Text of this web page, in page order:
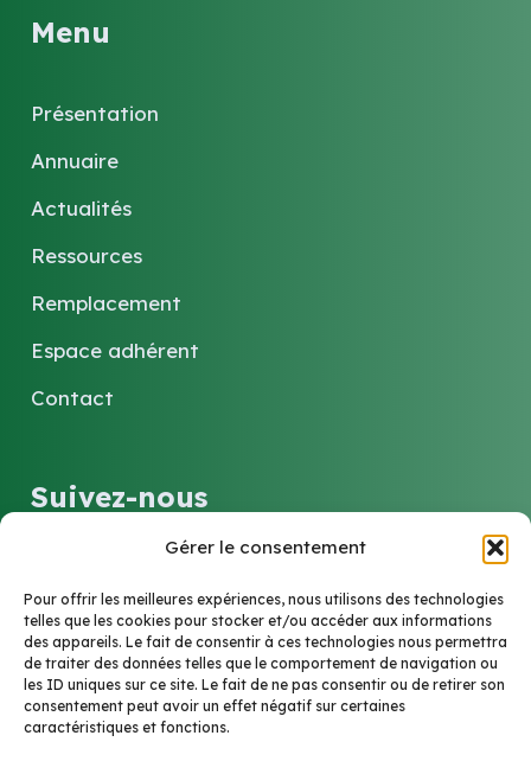
Gérer le consentement
Pour offrir les meilleures expériences, nous utilisons des technologies
telles que les cookies pour stocker et/ou accéder aux informations
des appareils. Le fait de consentir à ces technologies nous permettra
de traiter des données telles que le comportement de navigation ou
les ID uniques sur ce site. Le fait de ne pas consentir ou de retirer son
consentement peut avoir un effet négatif sur certaines
caractéristiques et fonctions.
Menu
Présentation
Annuaire
Actualités
Ressources
Remplacement
Espace adhérent
Contact
Suivez-nous
Contact